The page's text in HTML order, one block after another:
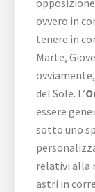
ovvero in
tenere in
Marte,
del Sole. L’
essere
sotto uno
relativi alla
astri in